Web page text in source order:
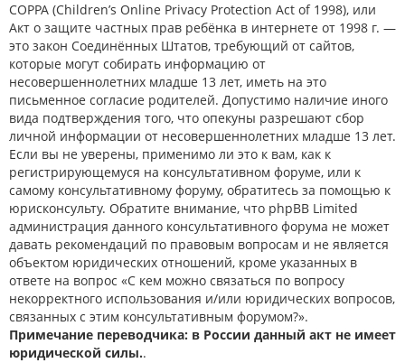
COPPA (Children’s Online Privacy Protection Act of 1998), или
Акт о защите частных прав ребёнка в интернете от 1998 г. —
это закон Соединённых Штатов, требующий от сайтов,
которые могут собирать информацию от
несовершеннолетних младше 13 лет, иметь на это
письменное согласие родителей. Допустимо наличие иного
вида подтверждения того, что опекуны разрешают сбор
личной информации от несовершеннолетних младше 13 лет.
Если вы не уверены, применимо ли это к вам, как к
регистрирующемуся на консультативном форуме, или к
самому консультативному форуму, обратитесь за помощью к
юрисконсульту. Обратите внимание, что phpBB Limited
администрация данного консультативного форума не может
давать рекомендаций по правовым вопросам и не является
объектом юридических отношений, кроме указанных в
ответе на вопрос «С кем можно связаться по вопросу
некорректного использования и/или юридических вопросов,
связанных с этим консультативным форумом?».
Примечание переводчика: в России данный акт не имеет
юридической силы..